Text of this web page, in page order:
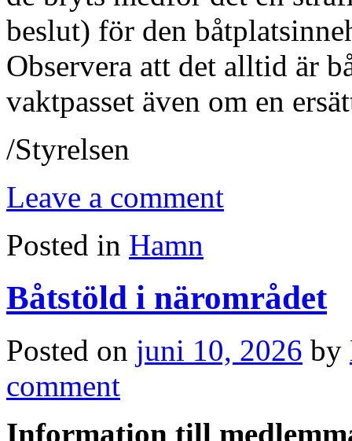
beslut) för den
Observera att det alltid är
vaktpasset även om en
/Styrelsen
Leave a comment
Posted in Hamn
Båtstöld i närområdet
Posted on juni 10, 2026 by
comment
Information till